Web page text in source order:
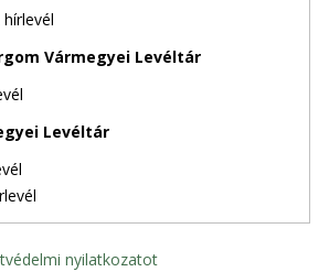
Vármegyei Levéltár
Levéltár
nyilatkozatot